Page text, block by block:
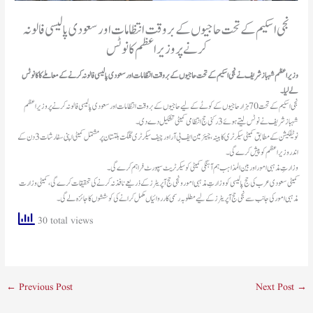
نجی اسکیم کےتحت حاجیوں کے بروقت انتظامات اور سعودی پالیسی فالو نہ
کرنے پر وزیراعظم کا نوٹس
وزیراعظم شہباز شریف نے نجی اسکیم کے تحت حاجیوں کے بروقت انتظامات اور سعودی پالیسی فالو نہ کرنے کے معاملے کا کا نوٹس
لے لیا۔
نجی اسکیم کے تحت 70 ہزار حاجیوں کے کوٹے کے لیے حاجیوں کے بروقت انتظامات اور سعودی پالیسی فالو نہ کرنے پر وزیراعظم
شہباز شریف نے نوٹس لیتے ہوئے 3 رکنی حج انتظامی کمیٹی تشکیل دے دی۔
نوٹیفکیشن کے مطابق کمیٹی سیکرٹری کابینہ، چیئرمین ایف بی آر اور چیف سیکرٹری گلگت بلتستان پر مشتمل کمیٹی اپنی سفارشات 3 دن کے
اندر وزیراعظم کو پیش کرے گی۔
وزارتِ مذہبی امور اور بین المذاہب ہم آہنگی کمیٹی کو سیکرٹریٹ سپورٹ فراہم کرے گی۔
کمیٹی سعودی عرب کی حج پالیسی کو وزارتِ مذہبی امور و نجی حج آپریٹرز کے ذریعے نافذ نہ کرنے کی تحقیقات کرے گی، کمیٹی وزارت
مذہبی امور کی جانب سے نجی حج آپریٹرز کے لیے مطلوبہ رسمی کارروائیاں مکمل کرانے کی کوششوں کا جائزہ لے گی۔
30 total views
← Previous Post Next Post →